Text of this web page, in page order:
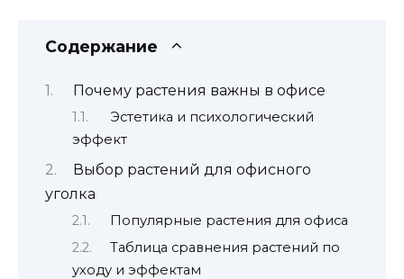
Содержание
Почему растения важны в офисе
Эстетика и психологический
эффект
Выбор растений для офисного
уголка
Популярные растения для офиса
Таблица сравнения растений по
уходу и эффектам